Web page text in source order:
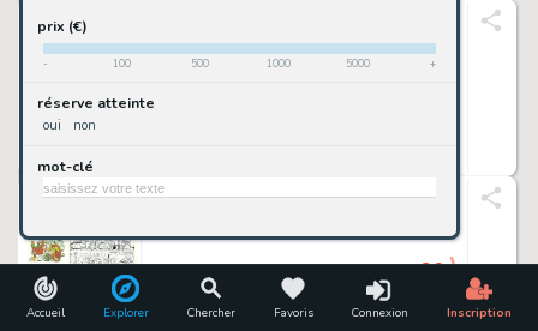
Accueil Explorer Chercher Favoris Connexion Inscription
prix (€)
- 100 500 1000 5000 +
réserve atteinte
oui non
mot-clé
€20